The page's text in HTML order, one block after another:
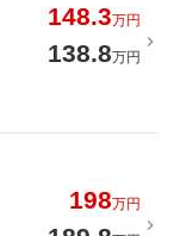
148.3万円
138.8万円
198万円